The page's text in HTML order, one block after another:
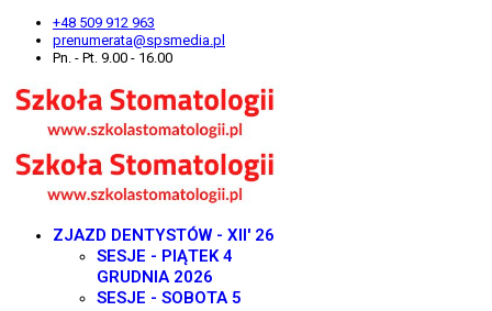
+48 509 912 963
prenumerata@spsmedia.pl
Pn. - Pt. 9.00 - 16.00
ZJAZD DENTYSTÓW - XII' 26
SESJE - PIĄTEK 4
GRUDNIA 2026
SESJE - SOBOTA 5